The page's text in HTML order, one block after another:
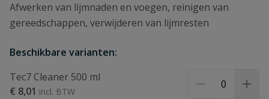
Afwerken van lijmnaden en voegen, reinigen van
gereedschappen, verwijderen van lijmresten
Beschikbare varianten:
Tec7 Cleaner 500 ml
€ 8,01